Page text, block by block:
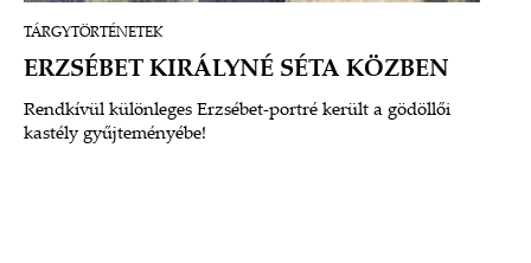
TÁRGYTÖRTÉNETEK
ERZSÉBET KIRÁLYNÉ SÉTA KÖZBEN
Rendkívül különleges Erzsébet-portré került a gödöllői
kastély gyűjteményébe!